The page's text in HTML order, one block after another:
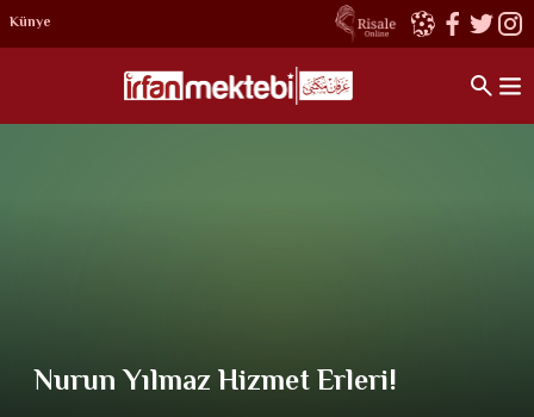
Künye
Nurun Yılmaz Hizmet Erleri!